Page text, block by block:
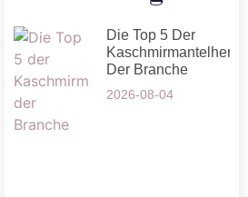
Die Top 5 Der
Der Branche
2026-08-04